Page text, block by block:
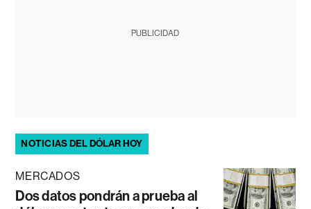
PUBLICIDAD
NOTICIAS DEL DÓLAR HOY
MERCADOS
Dos datos pondrán a prueba al